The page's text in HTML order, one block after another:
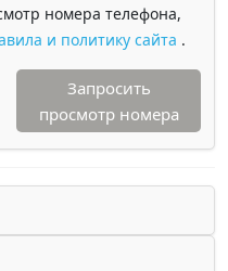
номера телефона,
и политику сайта .
Запросить
просмотр номера